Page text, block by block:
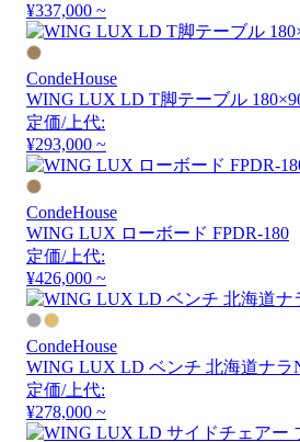
¥337,000 ~
CondeHouse
WING LUX LD T脚テーブル
定価/上代:
¥293,000 ~
CondeHouse
WING LUX ローボード FPDR-180
定価/上代:
¥426,000 ~
CondeHouse
WING LUX LD ベンチ 北海道ナラ
定価/上代:
¥278,000 ~